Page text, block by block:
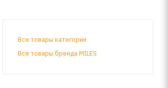
Все товары категории
Все товары бренда MILES